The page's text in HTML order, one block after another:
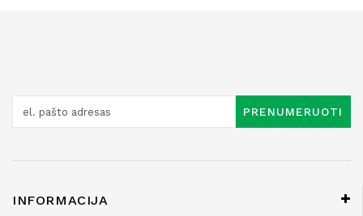
PRENUMERUOTI
INFORMACIJA